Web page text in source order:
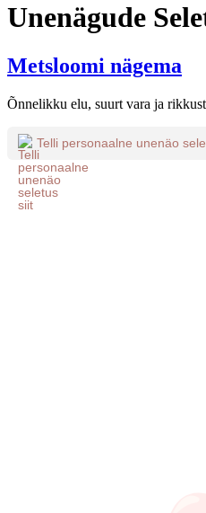
Unenägude
Metsloomi nägema
Õnnelikku elu, suurt vara ja
Telli personaalne unenäo